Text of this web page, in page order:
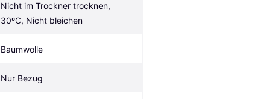
Nicht im Trockner trocknen,
30ºC, Nicht bleichen
Baumwolle
Nur Bezug